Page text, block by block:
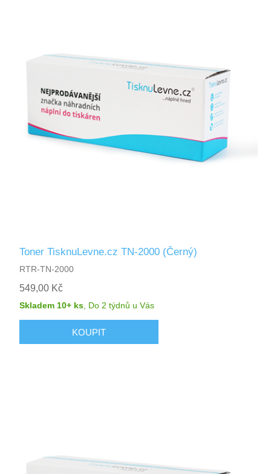
Toner TisknuLevne.cz TN-2000 (Černý)
RTR-TN-2000
549,00 Kč
Skladem 10+ ks, Do 2 týdnů u Vás